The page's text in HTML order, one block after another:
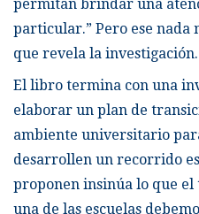
permitan brindar una
particular.” Pero ese nada
que revela la investigación.
El libro termina con una
elaborar un plan de
ambiente universitario
desarrollen un recorrido
proponen insinúa lo que el
una de las escuelas